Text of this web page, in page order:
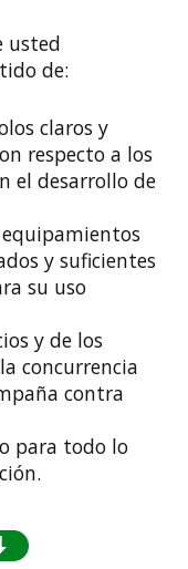
usted
de:
claros y
respecto a los
el desarrollo de
equipamientos
y suficientes
su uso
y de los
concurrencia
contra
para todo lo